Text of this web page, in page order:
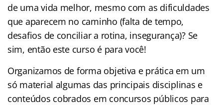
de uma vida melhor, mesmo com as dificuldades
que aparecem no caminho (falta de tempo,
desafios de conciliar a rotina, insegurança)? Se
sim, então este curso é para você!
Organizamos de forma objetiva e prática em um
só material algumas das principais disciplinas e
conteúdos cobrados em concursos públicos para